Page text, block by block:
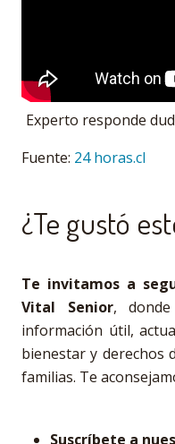
Experto responde
Fuente: 24 horas.cl
¿Te gustó
Te invitamos a
Vital Senior, donde
información útil,
bienestar y derechos
familias. Te
Suscríbete a